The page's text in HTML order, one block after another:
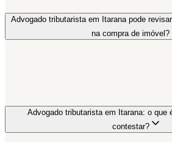
Advogado tributarista em Itarana pode
na compra de imóvel?
Advogado tributarista em Itarana: o que
contestar?